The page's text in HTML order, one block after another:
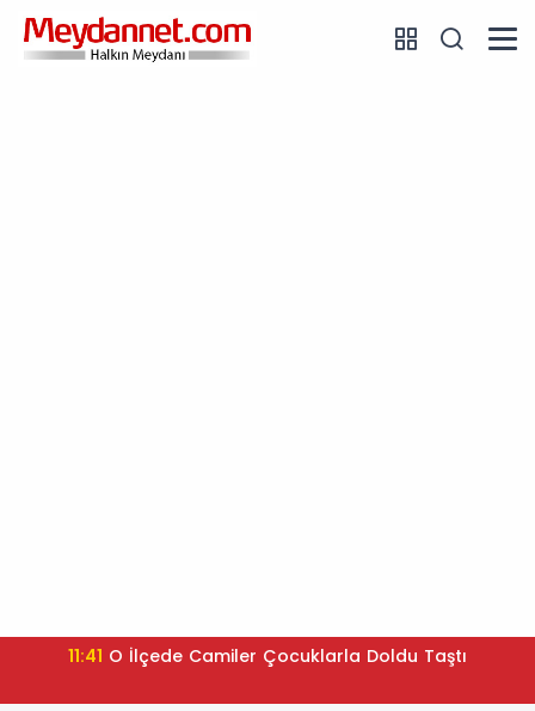
11:41 O İlçede Camiler Çocuklarla Doldu Taştı